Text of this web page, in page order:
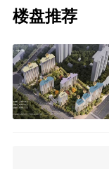
之前，湖南省
安置的被征收
额外奖励。（
楼盘推荐